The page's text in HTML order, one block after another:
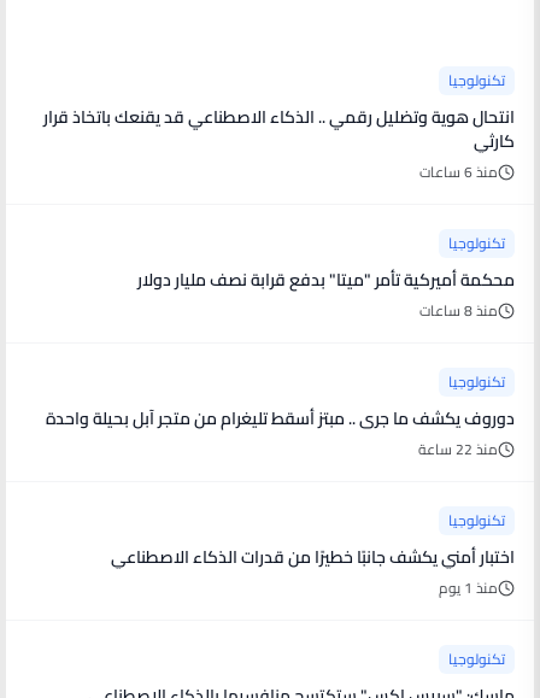
تكنولوجيا
انتحال هوية وتضليل رقمي .. الذكاء الاصطناعي قد يقنعك باتخاذ قرار
كارثي
منذ 6 ساعات
تكنولوجيا
محكمة أميركية تأمر "ميتا" بدفع قرابة نصف مليار دولار
منذ 8 ساعات
تكنولوجيا
دوروف يكشف ما جرى .. مبتز أسقط تليغرام من متجر آبل بحيلة واحدة
منذ 22 ساعة
تكنولوجيا
اختبار أمني يكشف جانبًا خطيرًا من قدرات الذكاء الاصطناعي
منذ 1 يوم
تكنولوجيا